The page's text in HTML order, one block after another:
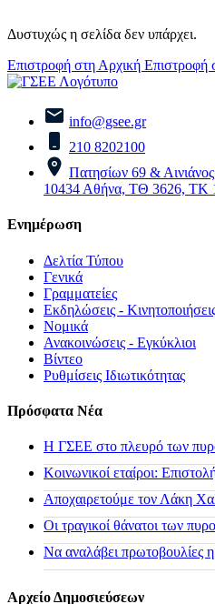
Δυστυχώς η σελίδα δεν υπάρχει.
Επιστροφή στη Αρχική Επιστροφή
info@gsee.gr
210 8202100
Πατησίων 69 &
10434 Αθήνα, ΤΘ 3626, ΤΚ
Ενημέρωση
Δελτία Τύπου
Γενικά
Γραμματείες
Εκδηλώσεις -
Νομικά
Ανακοινώσεις - Εγκύκλιοι
Βίντεο
Ρυθμίσεις Ιδιωτικότητας
Πρόσφατα Νέα
H ΓΣΕΕ στο πλευρό των
Κοινωνικοί εταίροι:
Αποχαιρετούμε τον Λάκη
Οι τραγικοί θάνατοι των
Να αναλάβει πρωτοβουλίες
Αρχείο Δημοσιεύσεων